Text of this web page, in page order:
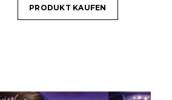
PRODUKT KAUFEN